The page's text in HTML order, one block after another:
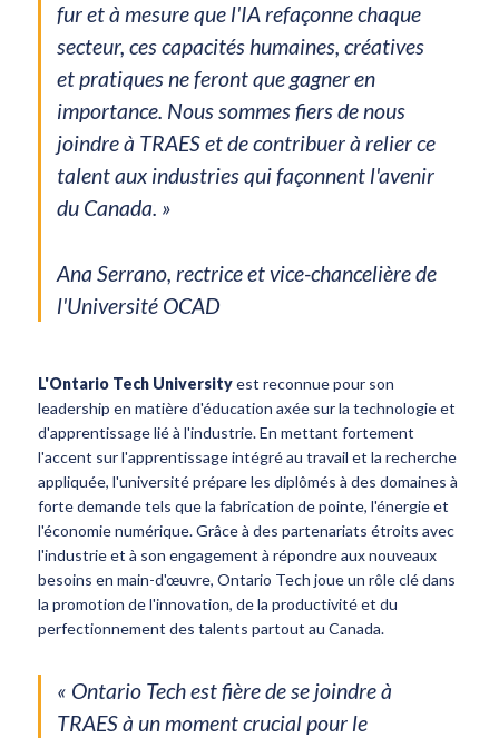
fur et à mesure que l'IA refaçonne chaque
secteur, ces capacités humaines, créatives
et pratiques ne feront que gagner en
importance. Nous sommes fiers de nous
joindre à TRAES et de contribuer à relier ce
talent aux industries qui façonnent l'avenir
du Canada. »
Ana Serrano, rectrice et vice-chancelière de
l'Université OCAD
L'Ontario Tech Universityest reconnue pour son
leadership en matière d'éducation axée sur la technologie et
d'apprentissage lié à l'industrie. En mettant fortement
l'accent sur l'apprentissage intégré au travail et la recherche
appliquée, l'université prépare les diplômés à des domaines à
forte demande tels que la fabrication de pointe, l'énergie et
l'économie numérique. Grâce à des partenariats étroits avec
l'industrie et à son engagement à répondre aux nouveaux
besoins en main-d'œuvre, Ontario Tech joue un rôle clé dans
la promotion de l'innovation, de la productivité et du
perfectionnement des talents partout au Canada.
« Ontario Tech est fière de se joindre à
TRAES à un moment crucial pour le